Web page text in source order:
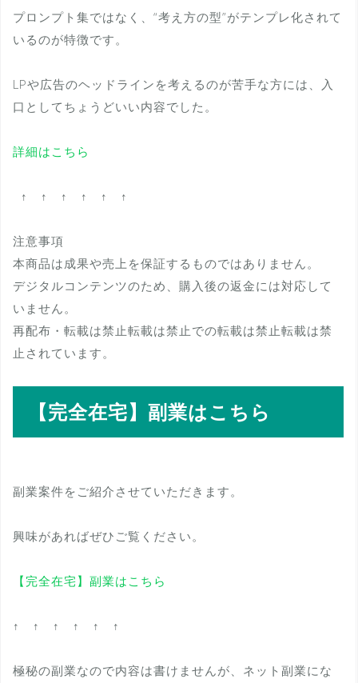
プロンプト集ではなく、“考え方の型”がテンプレ化されて
いるのが特徴です。
LPや広告のヘッドラインを考えるのが苦手な方には、入
口としてちょうどいい内容でした。
詳細はこちら
↑ ↑ ↑ ↑ ↑ ↑
注意事項
本商品は成果や売上を保証するものではありません。
デジタルコンテンツのため、購入後の返金には対応して
いません。
再配布・転載は禁止転載は禁止での転載は禁止転載は禁
止されています。
【完全在宅】副業はこちら
副業案件をご紹介させていただきます。
興味があればぜひご覧ください。
【完全在宅】副業はこちら
↑ ↑ ↑ ↑ ↑ ↑
極秘の副業なので内容は書けませんが、ネット副業にな